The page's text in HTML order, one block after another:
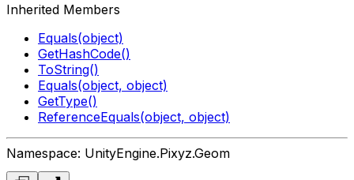
Inherited Members
Equals(object)
GetHashCode()
ToString()
Equals(object, object)
GetType()
ReferenceEquals(object, object)
Namespace: UnityEngine.Pixyz.Geom